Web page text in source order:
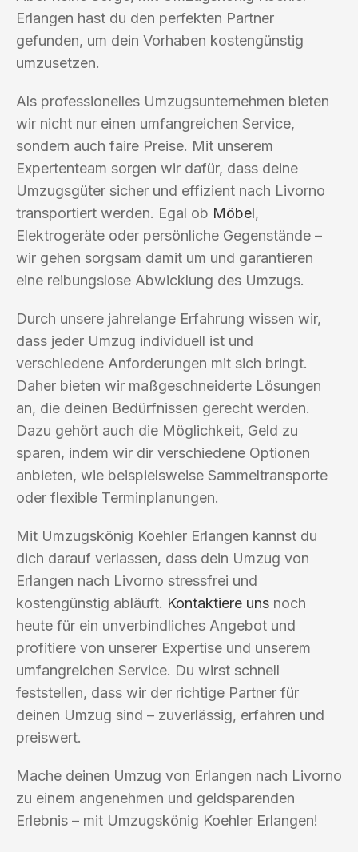
Erlangen hast du den perfekten Partner
gefunden, um dein Vorhaben kostengünstig
umzusetzen.
Als professionelles Umzugsunternehmen bieten
wir nicht nur einen umfangreichen Service,
sondern auch faire Preise. Mit unserem
Expertenteam sorgen wir dafür, dass deine
Umzugsgüter sicher und effizient nach Livorno
transportiert werden. Egal ob Möbel,
Elektrogeräte oder persönliche Gegenstände –
wir gehen sorgsam damit um und garantieren
eine reibungslose Abwicklung des Umzugs.
Durch unsere jahrelange Erfahrung wissen wir,
dass jeder Umzug individuell ist und
verschiedene Anforderungen mit sich bringt.
Daher bieten wir maßgeschneiderte Lösungen
an, die deinen Bedürfnissen gerecht werden.
Dazu gehört auch die Möglichkeit, Geld zu
sparen, indem wir dir verschiedene Optionen
anbieten, wie beispielsweise Sammeltransporte
oder flexible Terminplanungen.
Mit Umzugskönig Koehler Erlangen kannst du
dich darauf verlassen, dass dein Umzug von
Erlangen nach Livorno stressfrei und
kostengünstig abläuft. Kontaktiere uns noch
heute für ein unverbindliches Angebot und
profitiere von unserer Expertise und unserem
umfangreichen Service. Du wirst schnell
feststellen, dass wir der richtige Partner für
deinen Umzug sind – zuverlässig, erfahren und
preiswert.
Mache deinen Umzug von Erlangen nach Livorno
zu einem angenehmen und geldsparenden
Erlebnis – mit Umzugskönig Koehler Erlangen!